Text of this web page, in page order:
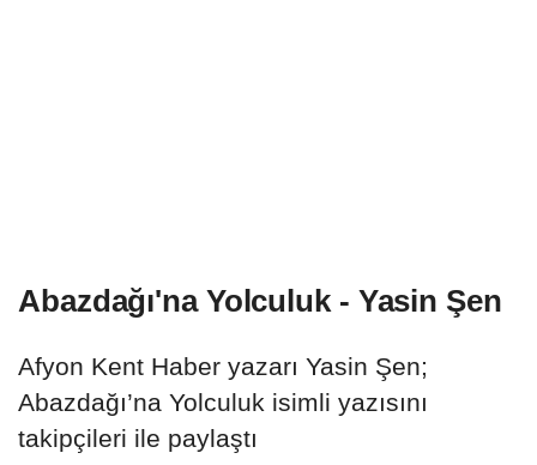
Abazdağı'na Yolculuk - Yasin Şen
Afyon Kent Haber yazarı Yasin Şen;
Abazdağı’na Yolculuk isimli yazısını
takipçileri ile paylaştı